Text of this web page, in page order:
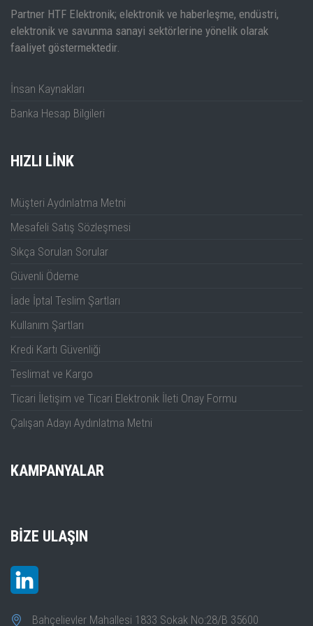
DANL -155dBm
-161dBm (1Hz'e
Tracking
Partner HTF Elektronik; elektronik ve haberleşme, endüstri,
elektronik ve savunma sanayi sektörlerine yönelik olarak
faaliyet göstermektedir.
İnsan Kaynakları
Banka Hesap Bilgileri
HIZLI LINK
Müşteri Aydınlatma Metni
Mesafeli Satış Sözleşmesi
Sıkça Sorulan Sorular
Güvenli Ödeme
İade İptal Teslim Şartları
Kullanım Şartları
Kredi Kartı Güvenliği
Teslimat ve Kargo
Ticari İletişim ve Ticari Elektronik İleti Onay Formu
Çalışan Adayı Aydınlatma Metni
KAMPANYALAR
BIZE ULAŞIN
Bahçelievler Mahallesi 1833 Sokak No:28/B 35600